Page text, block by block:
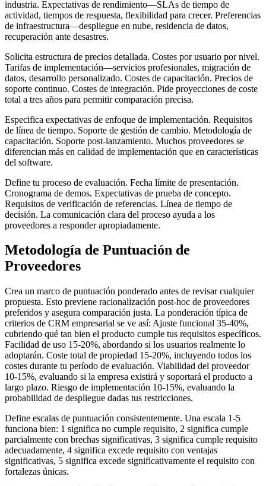
industria. Expectativas de rendimiento—SLAs de tiempo de
actividad, tiempos de respuesta, flexibilidad para crecer. Preferencias
de infraestructura—despliegue en nube, residencia de datos,
recuperación ante desastres.
Solicita estructura de precios detallada. Costes por usuario por nivel.
Tarifas de implementación—servicios profesionales, migración de
datos, desarrollo personalizado. Costes de capacitación. Precios de
soporte continuo. Costes de integración. Pide proyecciones de coste
total a tres años para permitir comparación precisa.
Especifica expectativas de enfoque de implementación. Requisitos
de línea de tiempo. Soporte de gestión de cambio. Metodología de
capacitación. Soporte post-lanzamiento. Muchos proveedores se
diferencian más en calidad de implementación que en características
del software.
Define tu proceso de evaluación. Fecha límite de presentación.
Cronograma de demos. Expectativas de prueba de concepto.
Requisitos de verificación de referencias. Línea de tiempo de
decisión. La comunicación clara del proceso ayuda a los
proveedores a responder apropiadamente.
Metodología de Puntuación de
Proveedores
Crea un marco de puntuación ponderado antes de revisar cualquier
propuesta. Esto previene racionalización post-hoc de proveedores
preferidos y asegura comparación justa. La ponderación típica de
criterios de CRM empresarial se ve así: Ajuste funcional 35-40%,
cubriendo qué tan bien el producto cumple tus requisitos específicos.
Facilidad de uso 15-20%, abordando si los usuarios realmente lo
adoptarán. Coste total de propiedad 15-20%, incluyendo todos los
costes durante tu período de evaluación. Viabilidad del proveedor
10-15%, evaluando si la empresa existirá y soportará el producto a
largo plazo. Riesgo de implementación 10-15%, evaluando la
probabilidad de despliegue dadas tus restricciones.
Define escalas de puntuación consistentemente. Una escala 1-5
funciona bien: 1 significa no cumple requisito, 2 significa cumple
parcialmente con brechas significativas, 3 significa cumple requisito
adecuadamente, 4 significa excede requisito con ventajas
significativas, 5 significa excede significativamente el requisito con
fortalezas únicas.